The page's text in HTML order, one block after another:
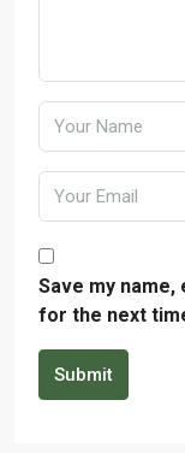
Save my
for the next
Submit